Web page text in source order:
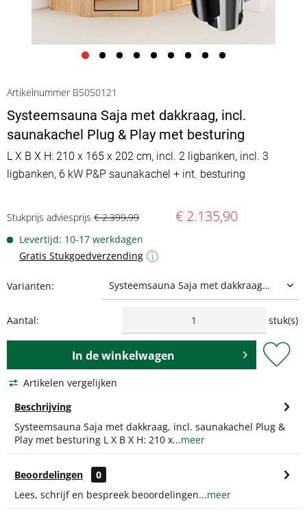
Artikelnummer B5050121
Systeemsauna Saja met dakkraag, incl.
saunakachel Plug & Play met besturing
L X B X H: 210 x 165 x 202 cm, incl. 2 ligbanken, incl. 3
ligbanken, 6 kW P&P saunakachel + int. besturing
Stukprijs adviesprijs € 2.399,99 € 2.135,90
Levertijd: 10-17 werkdagen
Gratis Stukgoedverzending
i
Varianten:
Aantal: stuk(s)
In dewinkelwagen
Artikelen vergelijken
Beschrijving
Systeemsauna Saja met dakkraag, incl. saunakachel Plug &
Play met besturing L X B X H: 210 x...meer
Beoordelingen
0
Lees, schrijf en bespreek beoordelingen...meer